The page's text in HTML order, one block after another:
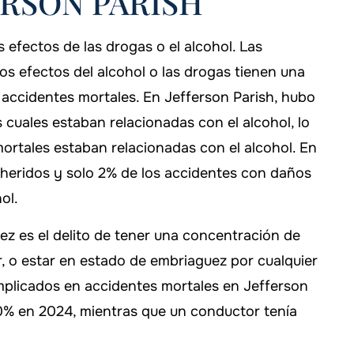
de las drogas o el alcohol. Las
efectos del alcohol o las drogas tienen una
mortales. En Jefferson Parish, hubo
estaban relacionadas con el alcohol, lo
estaban relacionadas con el alcohol. En
y solo 2% de los accidentes con daños
es el delito de tener una concentración de
estar en estado de embriaguez por cualquier
en accidentes mortales en Jefferson
en 2024, mientras que un conductor tenía